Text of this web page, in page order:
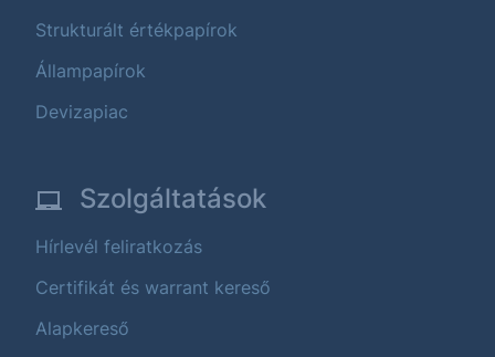
Strukturált értékpapírok
Állampapírok
Devizapiac
Szolgáltatások
Hírlevél feliratkozás
Certifikát és warrant kereső
Alapkereső